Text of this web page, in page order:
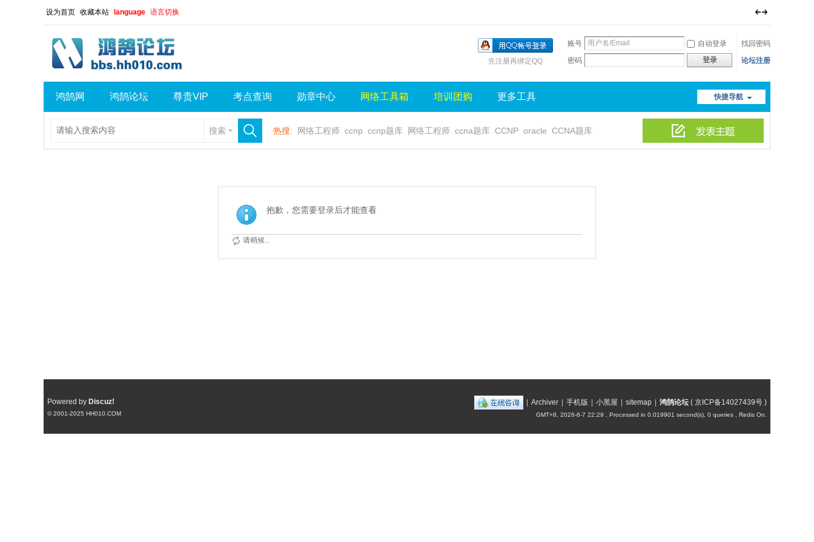
设为首页 收藏本站 language 语言切换
账号 自动登录
找回密码
密码
登录 论坛注册
先注册再绑定QQ
快捷导航
鸿鹄网 鸿鹄论坛 尊贵VIP 考点查询 勋章中心 网络工具箱 培训团购 更多工具
搜索 热搜: 网络工程师 ccnp ccnp题库 网络工程师 ccna题库 CCNP oracle CCNA题库
抱歉，您需要登录后才能查看
请稍候...
| Archiver | 手机版 | 小黑屋 | sitemap | 鸿鹄论坛 ( 京ICP备14027439号 )
GMT+8, 2026-8-7 22:29 , Processed in 0.019901 second(s), 0 queries , Redis On.
Powered by Discuz!
© 2001-2025 HH010.COM